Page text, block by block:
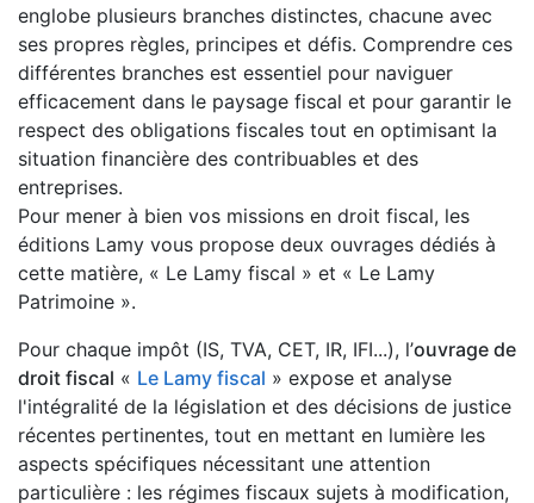
englobe plusieurs branches distinctes, chacune avec
ses propres règles, principes et défis. Comprendre ces
différentes branches est essentiel pour naviguer
efficacement dans le paysage fiscal et pour garantir le
respect des obligations fiscales tout en optimisant la
situation financière des contribuables et des
entreprises.
Pour mener à bien vos missions en droit fiscal, les
éditions Lamy vous propose deux ouvrages dédiés à
cette matière, « Le Lamy fiscal » et « Le Lamy
Patrimoine ».
Pour chaque impôt (IS, TVA, CET, IR, IFI...), l’ouvrage de
droit fiscal « Le Lamy fiscal » expose et analyse
l'intégralité de la législation et des décisions de justice
récentes pertinentes, tout en mettant en lumière les
aspects spécifiques nécessitant une attention
particulière : les régimes fiscaux sujets à modification,